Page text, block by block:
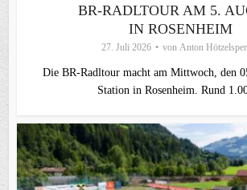
BR-RADLTOUR AM 5.
IN ROSENHEIM
27. Juli 2026 von Anton
Die BR-Radltour macht am Mittwoch, den
Station in Rosenheim. Rund